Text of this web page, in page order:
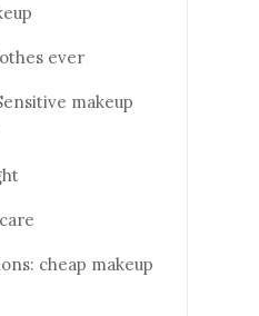
ever
makeup
cheap makeup